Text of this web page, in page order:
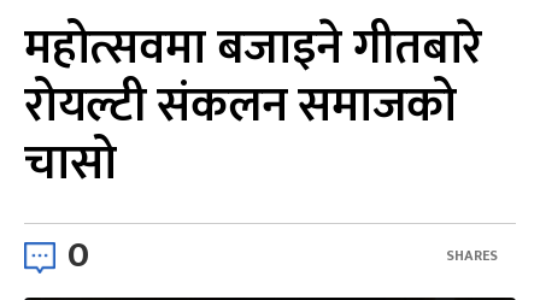
महोत्सवमा बजाइने गीतबारे
रोयल्टी संकलन समाजको
चासो
0 SHARES